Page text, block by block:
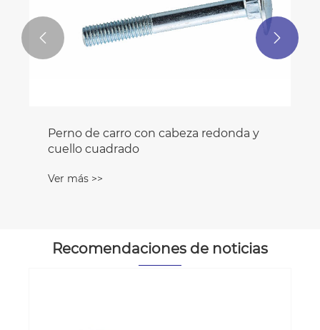
Perno de carro con cabeza redonda y
cuello cuadrado
Ver más >>
 
Recomendaciones de noticias